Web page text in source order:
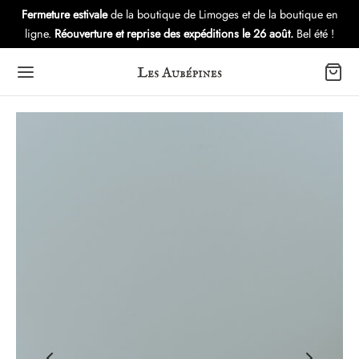
Fermeture estivalede la boutique de Limoges et de la boutique en
ligne. Réouverture et reprise des expéditions le 26 août. Bel été !
Immersion